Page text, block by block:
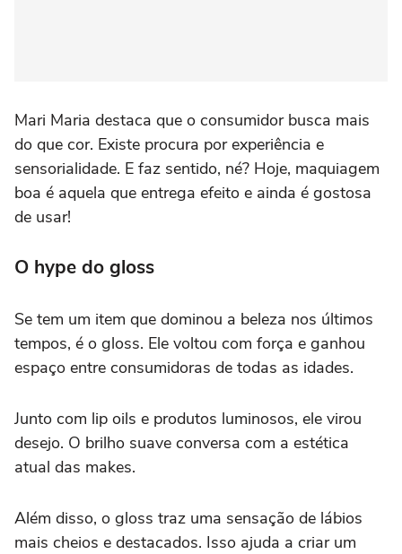
Mari Maria destaca que o consumidor busca mais
do que cor. Existe procura por experiência e
sensorialidade. E faz sentido, né? Hoje, maquiagem
boa é aquela que entrega efeito e ainda é gostosa
de usar!
O hype do gloss
Se tem um item que dominou a beleza nos últimos
tempos, é o gloss. Ele voltou com força e ganhou
espaço entre consumidoras de todas as idades.
Junto com lip oils e produtos luminosos, ele virou
desejo. O brilho suave conversa com a estética
atual das makes.
Além disso, o gloss traz uma sensação de lábios
mais cheios e destacados. Isso ajuda a criar um